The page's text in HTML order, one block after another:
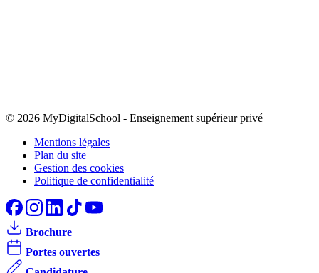
© 2026 MyDigitalSchool - Enseignement supérieur privé
Mentions légales
Plan du site
Gestion des cookies
Politique de confidentialité
Brochure
Portes ouvertes